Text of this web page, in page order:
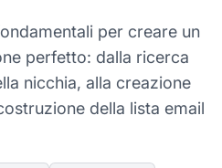
per creare un
perfetto: dalla ricerca
nicchia, alla creazione
della lista email